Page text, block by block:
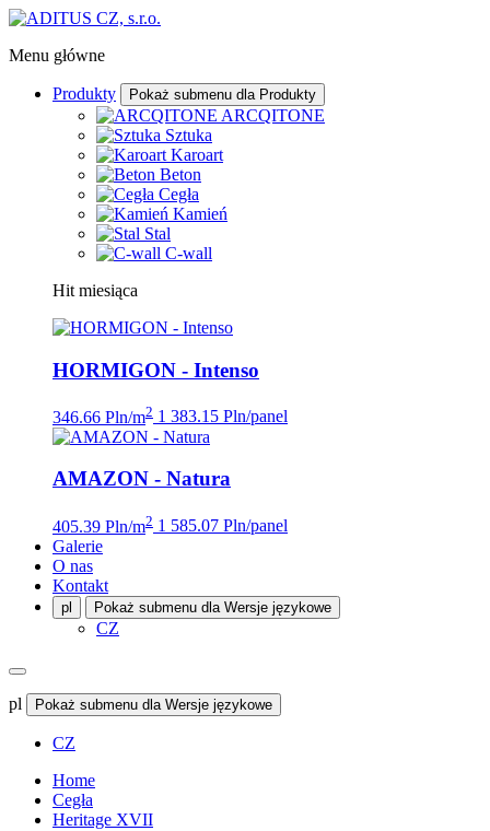
Menu główne
Produkty Pokaż submenu dla Produkty
ARCQITONE
Sztuka
Karoart
Beton
Cegła
Kamień
Stal
C-wall
Hit miesiąca
HORMIGON - Intenso
346.66 Pln/m2 1 383.15 Pln/panel
AMAZON - Natura
405.39 Pln/m2 1 585.07 Pln/panel
Galerie
O nas
Kontakt
pl Pokaż submenu dla Wersje językowe
CZ
pl Pokaż submenu dla Wersje językowe
CZ
Home
Cegła
Heritage XVII